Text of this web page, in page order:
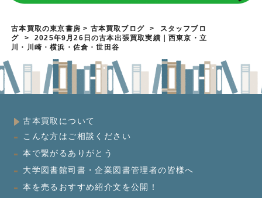
古本買取の東京書房 > 古本買取ブログ >
スタッフブロ
グ
>
2025年9月26日の古本出張買取実績｜西東京・立
川・川崎・横浜・佐倉・世田谷
古本買取について
こんな方はご相談ください
本で繋がるありがとう
大学図書館司書・企業図書管理者の皆様へ
本を売るおすすめ紹介文を公開！